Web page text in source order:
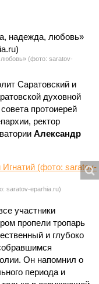
любовь» (фото: saratov-
Саратовский и
духовной
протоиерей
ректор
Александр
saratov-eparhia.ru)
участники
пропели тропарь
и глубоко
Он напомнил о
периода и